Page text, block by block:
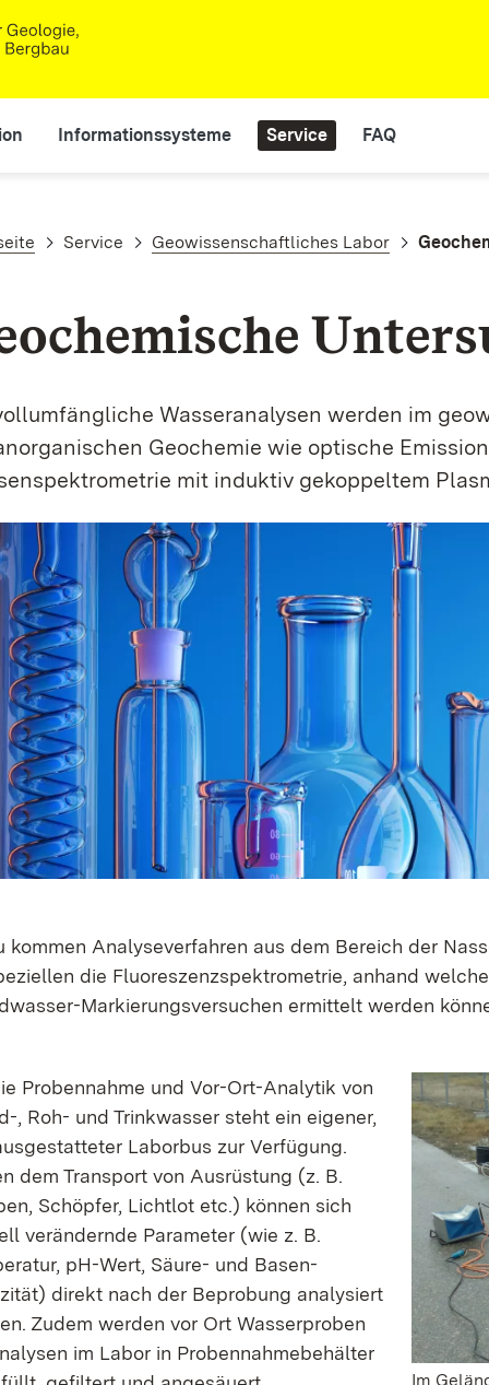
Informationssysteme Service FAQ
Service Geowissenschaftliches Labor
Wasseranalysen werden im
Geochemie wie optische
mit induktiv gekoppeltem
kommen Analyseverfahren aus dem Bereich der
die Fluoreszenzspektrometrie, anhand
Markierungsversuchen ermittelt werden
Probennahme und Vor-Ort-Analytik von
, Roh- und Trinkwasser steht ein eigener,
Labor­bus zur Verfügung.
dem Transport von Ausrüstung (z. B.
Schöpfer, Lichtlot etc.) können sich
verändernde Parameter (wie z. B.
pH-Wert, Säure- und Basen­
direkt nach der Beprobung analysiert
Zudem werden vor Ort Wasser­proben
im Labor in Proben­nahme­behälter
Im